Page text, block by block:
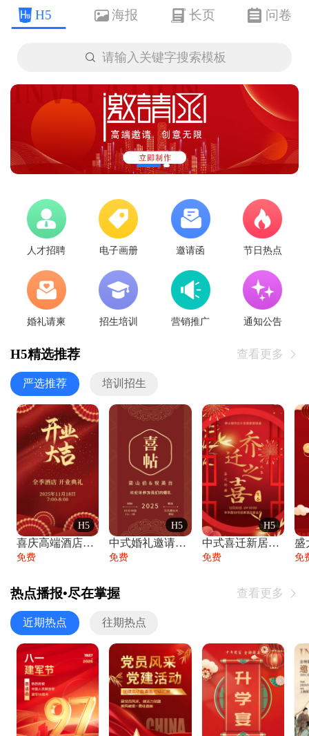
H5 海报 长页 问卷
 请输入关键字搜索模板
人才招聘 电子画册 邀请函 节日热点
婚礼请柬 招生培训 营销推广 通知公告
H5精选推荐 查看更多 
严选推荐 培训招生
H5
喜庆高端酒店开业大吉邀请函
免费
H5
中式婚礼邀请函中国风传统复古婚礼请柬请帖
免费
H5
中式喜迁新居乔迁之喜邀请函宴会请帖
免费 免
热点播报•尽在掌握 查看更多 
近期热点 往期热点